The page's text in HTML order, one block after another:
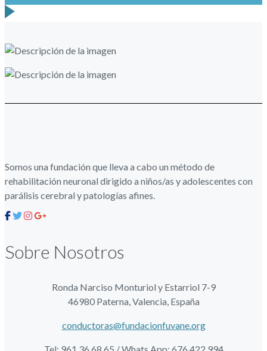
Somos una fundación que lleva a cabo un método de
rehabilitación neuronal dirigido a niños/as y adolescentes con
parálisis cerebral y patologías afines.
Sobre Nosotros
Ronda Narciso Monturiol y Estarriol 7-9
46980 Paterna, Valencia, España
conductoras@fundacionfuvane.org